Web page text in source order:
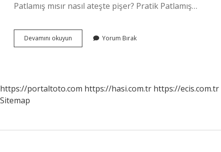
Patlamış mısır nasıl ateşte pişer? Pratik Patlamış…
Devamını okuyun Patlamış
Mısır
Yorum Bırak
https://portaltoto.com https://hasi.com.tr https://ecis.com.tr
Sitemap